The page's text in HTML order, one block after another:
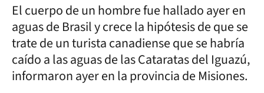
El cuerpo de un hombre fue hallado ayer en
aguas de Brasil y crece la hipótesis de que se
trate de un turista canadiense que se habría
caído a las aguas de las Cataratas del Iguazú,
informaron ayer en la provincia de Misiones.